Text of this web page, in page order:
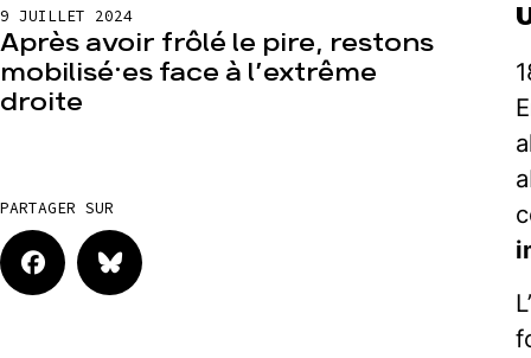
9 JUILLET 2024
Après avoir frôlé le pire, restons
mobilisé⸱es face à l’extrême
droite
PARTAGER SUR